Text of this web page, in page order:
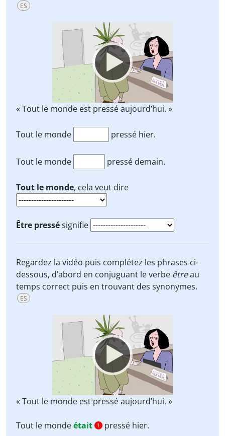
ES
Video
« Tout le monde est pressé aujourd’hui. »
Tout le monde pressé hier.
Tout le monde pressé demain.
Tout le monde, cela veut dire
Être pressésignifie
Regardez la vidéo puis complétez les phrases ci-
dessous, d’abord en conjuguant le verbe êtreau
temps correct puis en trouvant des synonymes.
ES
Video
« Tout le monde est pressé aujourd’hui. »
Tout le mondeétait 1 pressé hier.